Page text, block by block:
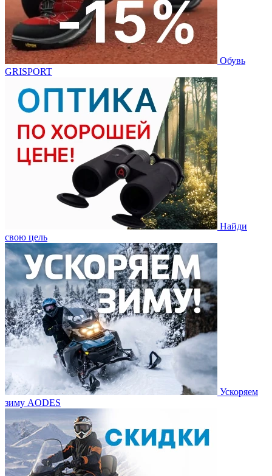
Обувь
GRISPORT
Найди
свою цель
Ускоряем
зиму AODES